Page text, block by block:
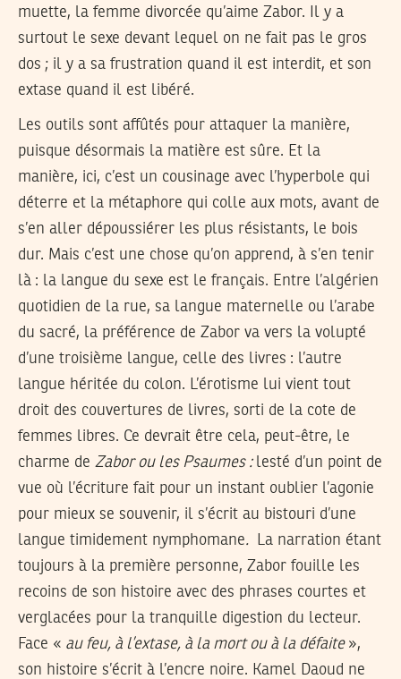
muette, la femme divorcée qu’aime Zabor. Il y a
surtout le sexe devant lequel on ne fait pas le gros
dos ; il y a sa frustration quand il est interdit, et son
extase quand il est libéré.
Les outils sont affûtés pour attaquer la manière,
puisque désormais la matière est sûre. Et la
manière, ici, c’est un cousinage avec l’hyperbole qui
déterre et la métaphore qui colle aux mots, avant de
s’en aller dépoussiérer les plus résistants, le bois
dur. Mais c’est une chose qu’on apprend, à s’en tenir
là : la langue du sexe est le français. Entre l’algérien
quotidien de la rue, sa langue maternelle ou l’arabe
du sacré, la préférence de Zabor va vers la volupté
d’une troisième langue, celle des livres : l’autre
langue héritée du colon. L’érotisme lui vient tout
droit des couvertures de livres, sorti de la cote de
femmes libres. Ce devrait être cela, peut-être, le
charme de Zabor ou les Psaumes : lesté d’un point de
vue où l’écriture fait pour un instant oublier l’agonie
pour mieux se souvenir, il s’écrit au bistouri d’une
langue timidement nymphomane.
La narration étant
toujours à la première personne, Zabor fouille les
recoins de son histoire avec des phrases courtes et
verglacées pour la tranquille digestion du lecteur.
Face « au feu, à l’extase, à la mort ou à la défaite»,
son histoire s’écrit à l’encre noire. Kamel Daoud ne